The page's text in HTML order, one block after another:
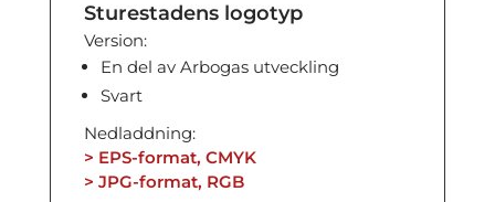
Sturestadens logotyp
Version:
En del av Arbogas utveckling
Svart
Nedladdning:
> EPS-format, CMYK
> JPG-format, RGB